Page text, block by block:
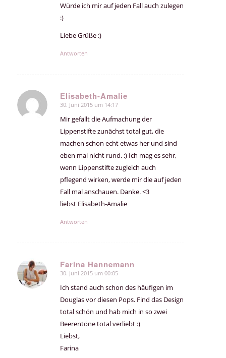
Würde ich mir auf jeden Fall auch zulegen
:)
Liebe Grüße :)
Antworten
Elisabeth-Amalie
sagte:
30. Juni 2015 um 14:17
Mir gefällt die Aufmachung der
Lippenstifte zunächst total gut, die
machen schon echt etwas her und sind
eben mal nicht rund. :) Ich mag es sehr,
wenn Lippenstifte zugleich auch
pflegend wirken, werde mir die auf jeden
Fall mal anschauen. Danke. <3
liebst Elisabeth-Amalie
Antworten
Farina Hannemann
sagte:
30. Juni 2015 um 00:05
Ich stand auch schon des häufigen im
Douglas vor diesen Pops. Find das Design
total schön und hab mich in so zwei
Beerentöne total verliebt :)
Liebst,
Farina